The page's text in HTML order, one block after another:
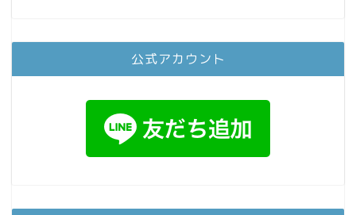
公式アカウント